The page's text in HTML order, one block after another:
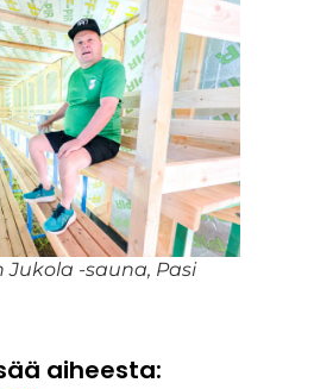
-sauna, Pasi
aiheesta: